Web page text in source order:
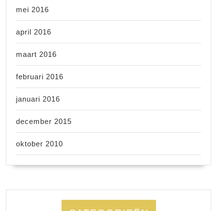
mei 2016
april 2016
maart 2016
februari 2016
januari 2016
december 2015
oktober 2010